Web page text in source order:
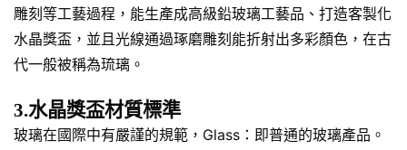
雕刻等工藝過程，能生產成高級鉛玻璃工藝品、打造客製化
水晶獎盃，並且光線通過琢磨雕刻能折射出多彩顏色，在古
代一般被稱為琉璃。
3.水晶獎盃材質標準
玻璃在國際中有嚴謹的規範，Glass：即普通的玻璃產品。